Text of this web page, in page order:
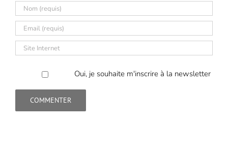
Oui, je souhaite m'inscrire à la newsletter